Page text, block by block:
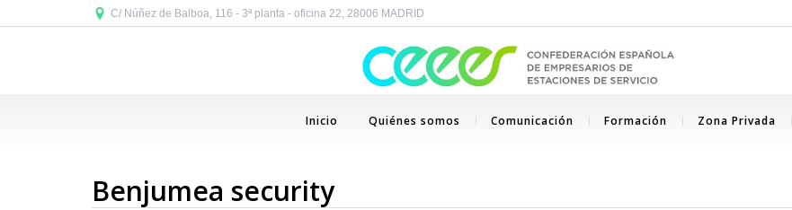
C/ Núñez de Balboa, 116 - 3ª planta - oficina 22, 28006 MADRID
Inicio Quiénes somos Comunicación Formación Zona Privada
Benjumea security